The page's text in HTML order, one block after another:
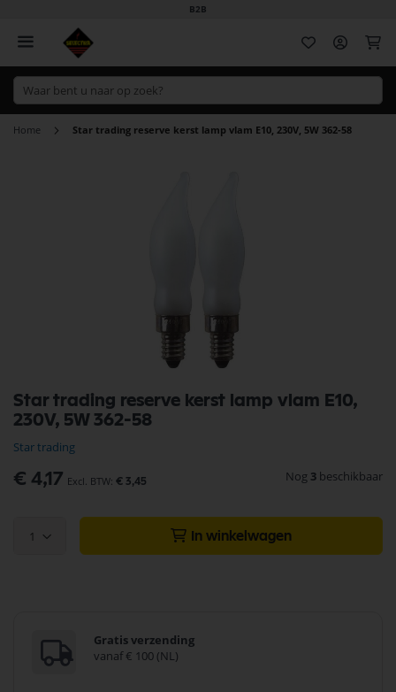
B2B
Home Star trading reserve kerst lamp vlam E10, 230V, 5W 362-58
Star trading reserve kerst lamp vlam E10,
230V, 5W 362-58
Star trading
€ 4,17 € 3,45 Nog 3 beschikbaar
1 In winkelwagen
Gratis verzending
vanaf € 100 (NL)
naar
het
van
de
afbeeldingen-